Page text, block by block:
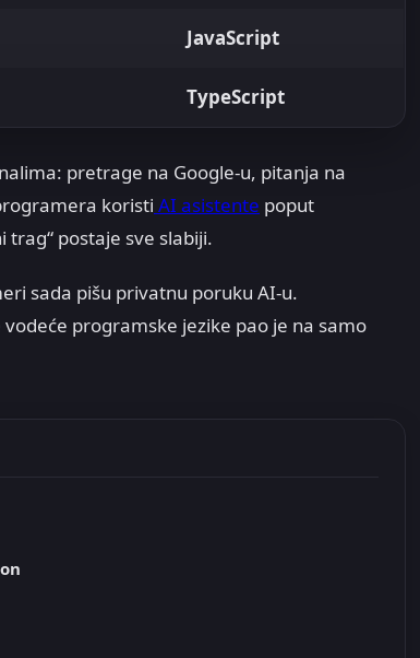
JavaScript
TypeScript
pretrage na Google-u, pitanja na
koristi AI asistente poput
trag“ postaje sve slabiji.
sada pišu privatnu poruku AI-u.
programske jezike pao je na samo